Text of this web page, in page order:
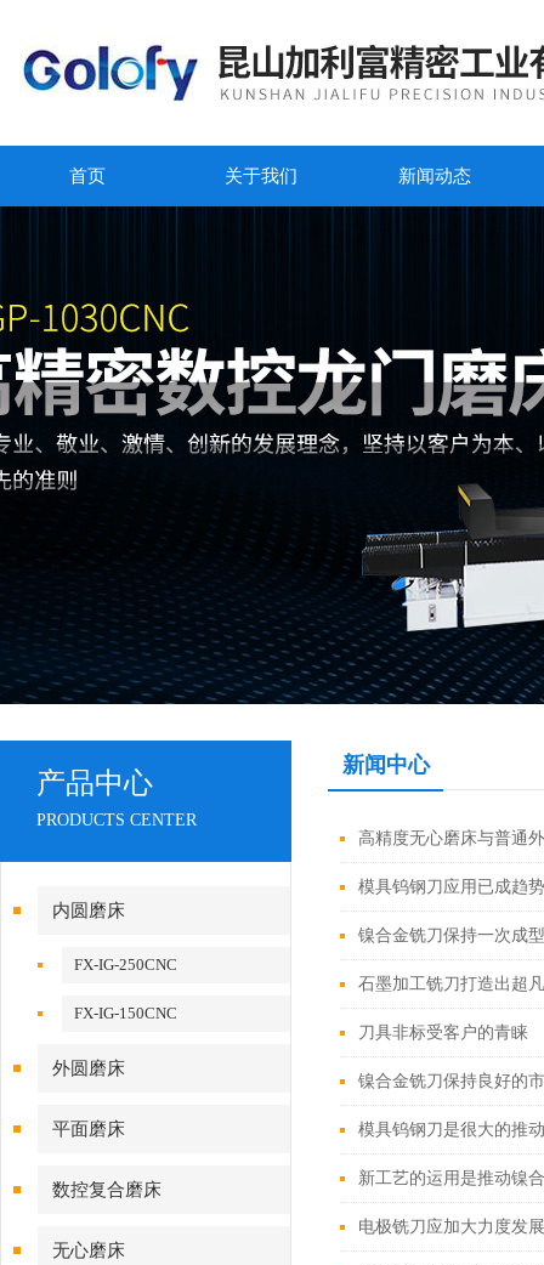
首页 关于我们 新闻动态
产品中心
PRODUCTS CENTER
内圆磨床
FX-IG-250CNC
FX-IG-150CNC
外圆磨床
平面磨床
数控复合磨床
无心磨床
新闻中心
高精度无心磨床与普通
模具钨钢刀应用已成趋势
镍合金铣刀保持一次成
石墨加工铣刀打造出超
刀具非标受客户的青睐
镍合金铣刀保持良好的
模具钨钢刀是很大的推
新工艺的运用是推动镍
电极铣刀应加大力度发